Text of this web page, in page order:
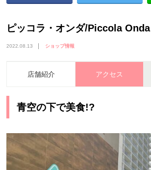
ピッコラ・オンダ/Piccola Onda
2022.08.13 ショップ情報
店舗紹介 アクセス
青空の下で美食!?